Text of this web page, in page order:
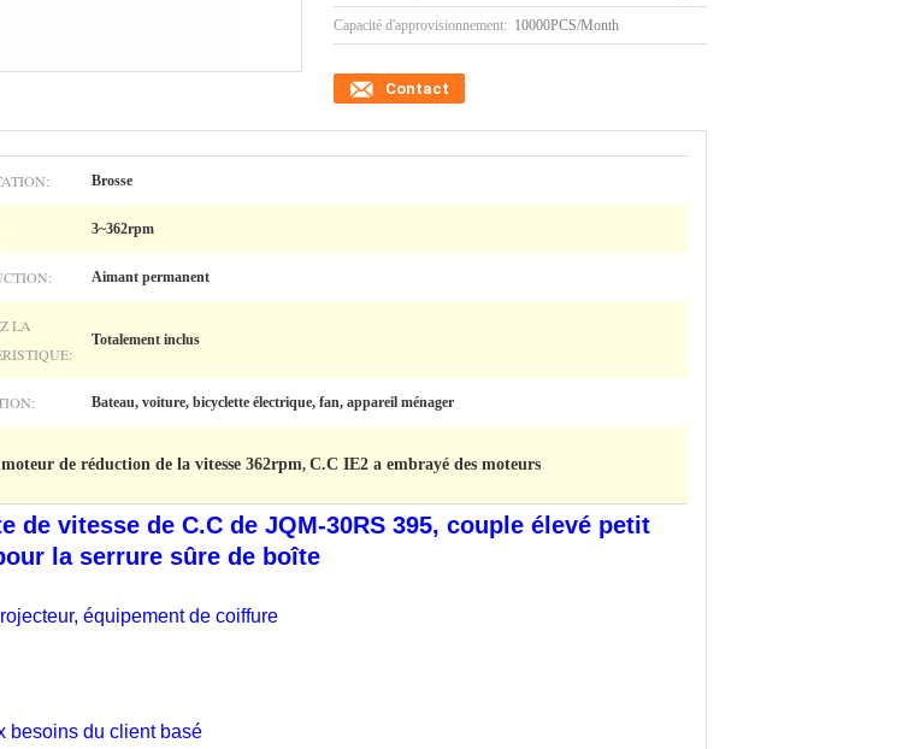
Capacité d'approvisionnement: 10000PCS/Month
Contact
Brosse
3~362rpm
Aimant permanent
LA
Totalement inclus
Bateau, voiture, bicyclette électrique, fan, appareil ménager
de réduction de la vitesse 362rpm, C.C IE2 a embrayé des moteurs
de vitesse de C.C de JQM-30RS 395, couple élevé petit
la serrure sûre de boîte
équipement de coiffure
besoins du client basé